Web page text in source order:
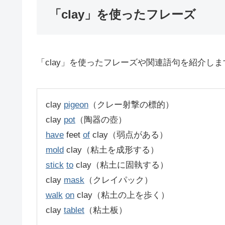
「clay」を使ったフレーズ
「clay」を使ったフレーズや関連語句を紹介し
clay pigeon （クレー射撃の標的）
clay pot （陶器の壺）
have feet of clay（弱点がある）
mold clay（粘土を成形する）
stick to clay（粘土に固執する）
clay mask （クレイパック）
walk on clay（粘土の上を歩く）
clay tablet （粘土板）